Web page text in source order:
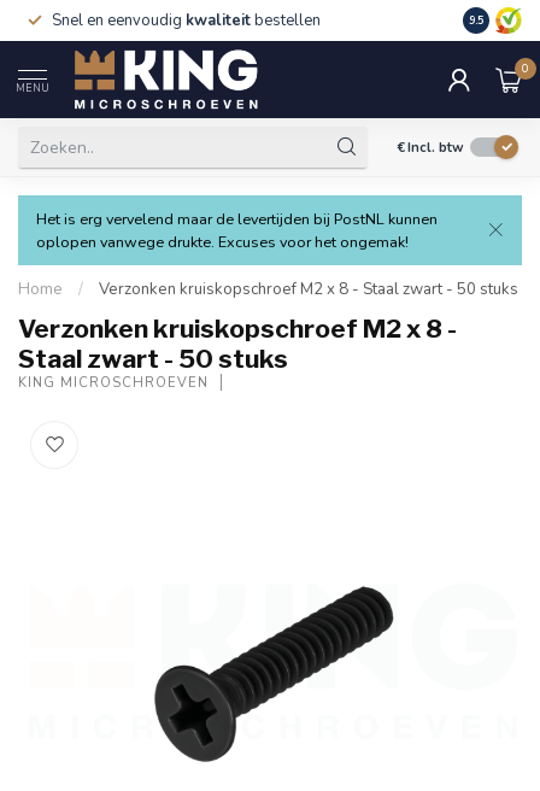
Snel en eenvoudig kwaliteitbestellen 9.5
MENU
0
€Incl. btw
Het is erg vervelend maar de levertijden bij PostNL kunnen
oplopen vanwege drukte. Excuses voor het ongemak!
Home / Verzonken kruiskopschroef M2 x 8 - Staal zwart - 50 stuks
Verzonken kruiskopschroef M2 x 8 -
Staal zwart - 50 stuks
KING MICROSCHROEVEN